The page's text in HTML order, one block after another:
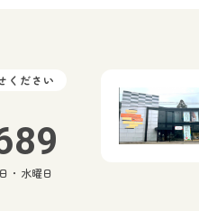
ください
・水曜日